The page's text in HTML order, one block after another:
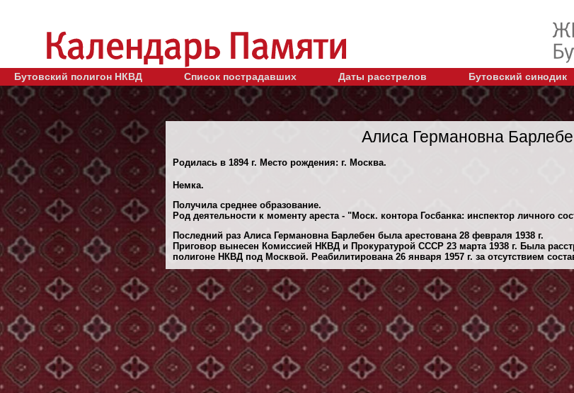
Бутовский полигон НКВД Список пострадавших Даты расстрелов Бутовский синодик
Алиса Германовна
Родилась в 1894 г. Место рождения: г. Москва.
Немка.
Получила среднее образование.
Род деятельности к моменту ареста - "Моск. контора Госбанка: инспектор личного
Последний раз Алиса Германовна Барлебен была арестована 28 февраля 1938 г.
Приговор вынесен Комиссией НКВД и Прокуратурой СССР 23 марта 1938 г. Была
полигоне НКВД под Москвой. Реабилитирована 26 января 1957 г. за отсутствием